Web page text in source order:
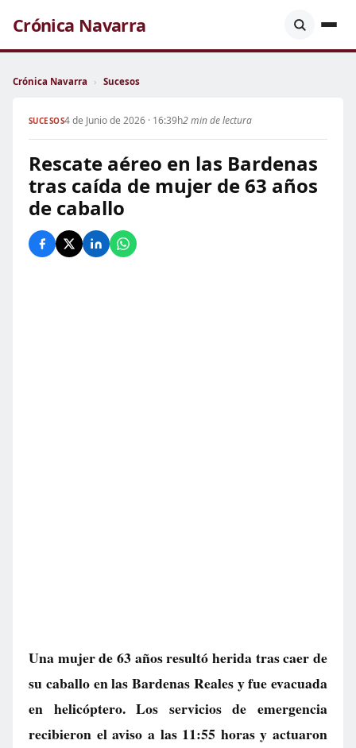
Crónica Navarra
Crónica Navarra › Sucesos
SUCESOS4 de Junio de 2026 · 16:39h2 min de lectura
Rescate aéreo en las Bardenas
tras caída de mujer de 63 años
de caballo
Una mujer de 63 años resultó herida tras caer de
su caballo en las Bardenas Reales y fue evacuada
en helicóptero. Los servicios de emergencia
recibieron el aviso a las 11:55 horas y actuaron